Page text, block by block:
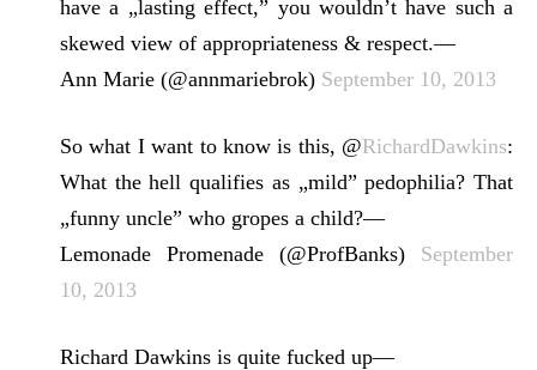
have a „lasting effect,” you wouldn’t have such a
skewed view of appropriateness & respect.—
Ann Marie (@annmariebrok) September 10, 2013
So what I want to know is this, @RichardDawkins:
What the hell qualifies as „mild” pedophilia? That
„funny uncle” who gropes a child?—
Lemonade Promenade (@ProfBanks) September
10, 2013
Richard Dawkins is quite fucked up—